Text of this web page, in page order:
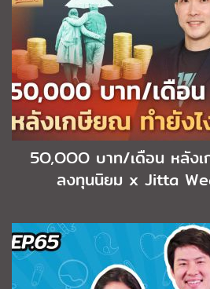
5O,OOO บาท/เดือน หลัง
ลงทุนนิยม x Jitta